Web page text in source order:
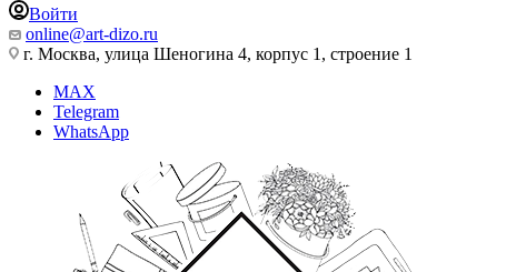
Войти
online@art-dizo.ru
г. Москва, улица Шеногина 4, корпус 1, строение 1
MAX
Telegram
WhatsApp